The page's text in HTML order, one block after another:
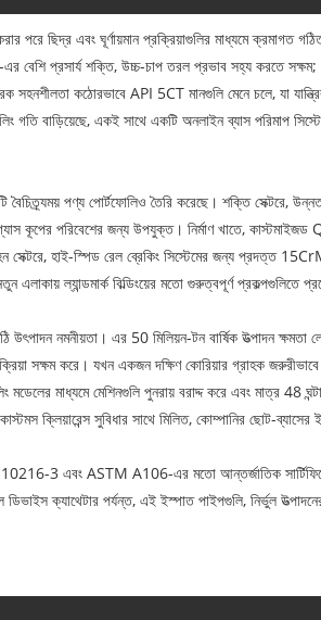
পরে ছিদ্র এবং ঘূর্ণায়মান প্রক্রিয়াগুলির মাধ্যমে
বেশি প্রসার্য শক্তি, উচ্চ-চাপ তরল প্রভাব সহ্য করতে
কঠোরভাবে API 5CT মানগুলি মেনে চলে, যা
গতি বাড়িয়েছে, একই সাথে একটি অনলাইন ব্যাস পরিমাপ
বৈচিত্র্যময় পণ্য পোর্টফোলিও তৈরি করেছে। শক্তি
কূপের পরিবেশের জন্য উপযুক্ত। নির্মাণ খাতে,
সেক্টরে, হাই-স্পিড রেল ব্রেকিং সিস্টেমের জন্য
ল্যান্ডমার্ক বিল্ডিংয়ের মতো গুরুত্বপূর্ণ প্রকল্পগুলিতে
উৎপাদন নমনীয়তা। এর 50 মিলিয়ন-টন বার্ষিক উত্পাদন
সক্ষম করে। যখন একজন দক্ষিণ কোরিয়ার গ্রাহক
মডেলের মাধ্যমে মেশিনগুলি পুনরায় বরাদ্দ করে এবং মাত্র 48
ক্লিয়ারেন্স সুবিধার সাথে মিলিত, কোম্পানির ছোট-
3 এবং ASTM A106-এর মতো আন্তর্জাতিক
ক্যাথেটার পর্যন্ত, এই ইস্পাত পাইপগুলি, নির্ভুল